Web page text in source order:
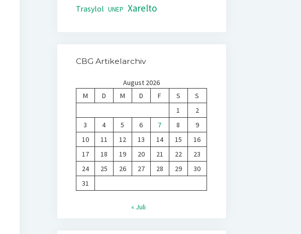
Trasylol UNEP Xarelto
CBG Artikelarchiv
August 2026
M
D M D F S
S
1
2
3
4 5 6 7 8
9
10
11 12 13 14 15
16
17
18 19 20 21 22
23
24
25 26 27 28 29
30
31
« Juli